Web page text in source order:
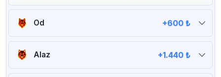
Od +600 ₺
20 GB SSD
Sınırsız Trafik
2 Core İşlemci
Alaz +1.440 ₺
50 GB SSD
Sınırsız Trafik